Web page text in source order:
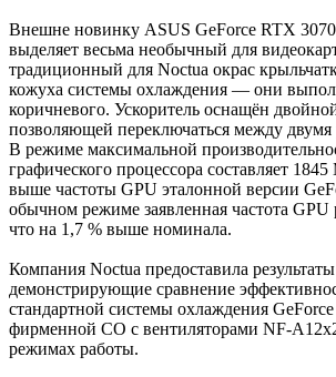
Внешне новинку ASUS GeForce RTX
выделяет весьма необычный для
традиционный для Noctua окрас
кожуха системы охлаждения — они
коричневого. Ускоритель оснащён
позволяющей переключаться между
В режиме максимальной
графического процессора составляет
выше частоты GPU эталонной версии
обычном режиме заявленная частота
что на 1,7 % выше номинала.
Компания Noctua предоставила
демонстрирующие сравнение
стандартной системы охлаждения
фирменной СО с вентиляторами NF-
режимах работы.